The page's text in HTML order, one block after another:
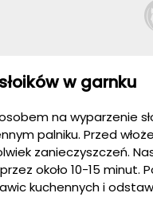
w garnku
na wyparzenie
palniku. Przed
zanieczyszczeń.
około 10-15
kuchennych i